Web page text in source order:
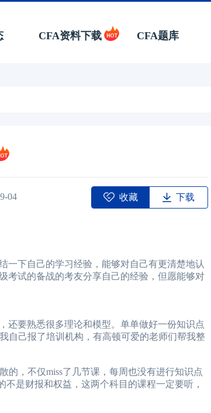
CFA资料下载 CFA题库
04 收藏 下载
下自己的学习经验，能够对自己有更清楚地认
考试的备战的考友分享自己的经验，但愿能够对
要熟悉很多理论和模型。单单做好一份知识点
自己报了培训机构，有高顿可爱的老师们帮我整
，不仅miss了几节课，每周也没有进行知识点
是财报和权益，这两个科目的课程一定要听，